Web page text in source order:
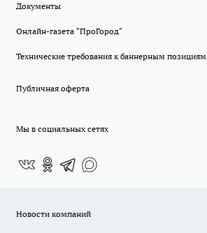
Документы
Онлайн-газета "ПроГород"
Технические требования к баннерным позициям
Публичная оферта
Мы в социальных сетях
Новости компаний